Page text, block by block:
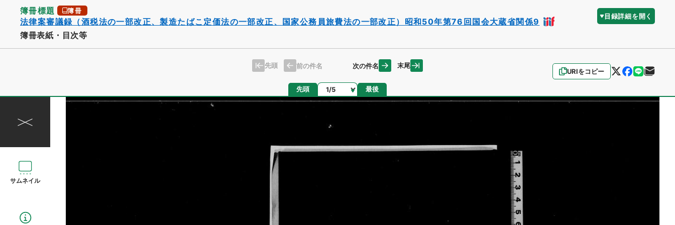
簿冊標題 簿冊
法律案審議録（酒税法の一部改正、製造たばこ定価法の一部改正、国家公務員旅費法の一部改正）昭和50年第76回国会大蔵省関係9
目録詳細を開く
簿冊表紙・目次等
URIをコピー
先頭 前の件名 次の件名 末尾
先頭 ページ 最後
サムネイル